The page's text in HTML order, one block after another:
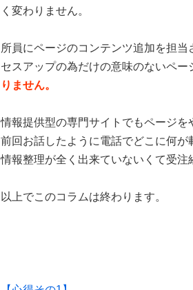
く変わりません。
所員にページのコンテンツ追加を担
セスアップの為だけの意味のないペー
りません。
情報提供型の専門サイトでもページ
前回お話したように電話でどこに何
情報整理が全く出来ていないくて受
以上でこのコラムは終わります。